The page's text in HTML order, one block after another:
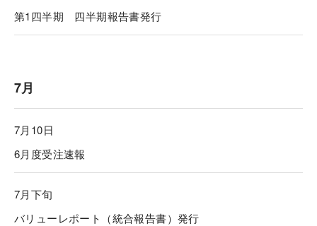
第1四半期 四半期報告書発行
7月
7月10日
6月度受注速報
7月下旬
バリューレポート（統合報告書）発行